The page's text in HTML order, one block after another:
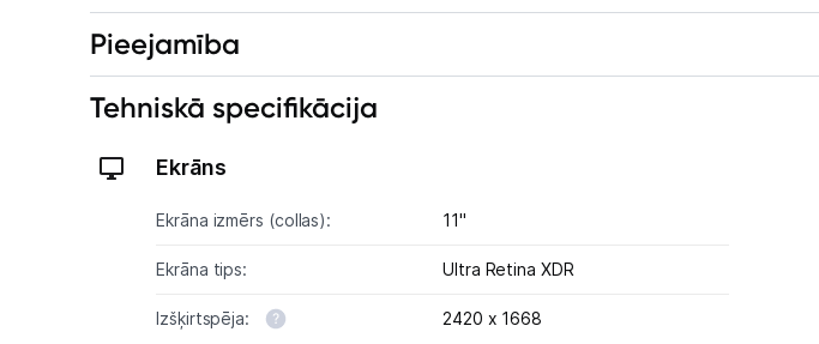
Pieejamība
Tehniskā specifikācija
Ekrāns
Ekrāna izmērs (collas): 11"
Ekrāna tips: Ultra Retina XDR
Izšķirtspēja: 2420 x 1668